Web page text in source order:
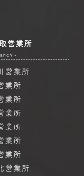
営業所
-
営業所
業所
業所
業所
業所
業所
業所
営業所